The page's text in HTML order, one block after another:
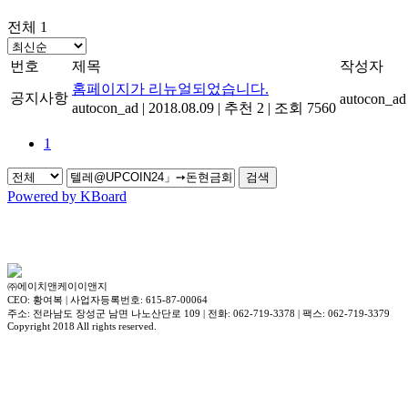
전체 1
번호 제목 작성자
공지사항
홈페이지가 리뉴얼되었습니다.
autocon_ad | 2018.08.09 | 추천 2 | 조회 7560
autocon_ad
1
검색
Powered by KBoard
㈜에이치앤케이이앤지
CEO: 황여복 | 사업자등록번호: 615-87-00064
주소: 전라남도 장성군 남면 나노산단로 109 | 전화: 062-719-3378 | 팩스: 062-719-3379
Copyright 2018 All rights reserved.